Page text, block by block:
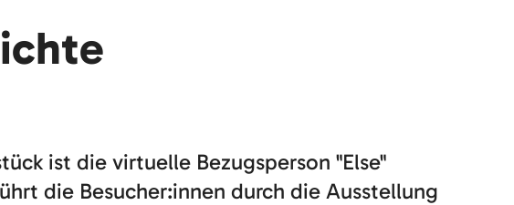
ist die virtuelle Bezugsperson "Else"
die Besucher:innen durch die Ausstellung